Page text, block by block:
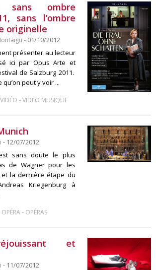
sans ombre
sans l’ombre
originelle
- 01/10/2012
présenter au lecteur
ici par Opus Arte et
de Salzburg 2011.
peut y voir ...
VIDÉO -VIDÉO MUSIQUE
- 12/07/2012
sans doute le plus
de Wagner pour les
la dernière étape du
Kriegenburg à
OPÉRA- OPÉRAS
et
- 11/07/2012